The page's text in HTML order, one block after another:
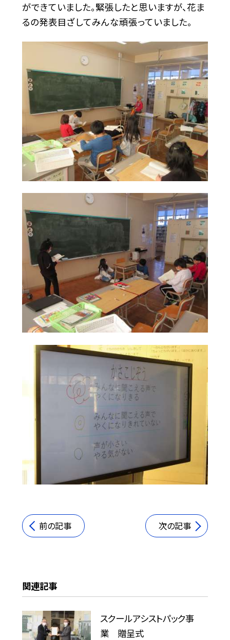
ができていました。緊張したと思いますが、花ま
るの発表目ざしてみんな頑張っていました。
前の記事 次の記事
関連記事
スクールアシストパック事
業 贈呈式